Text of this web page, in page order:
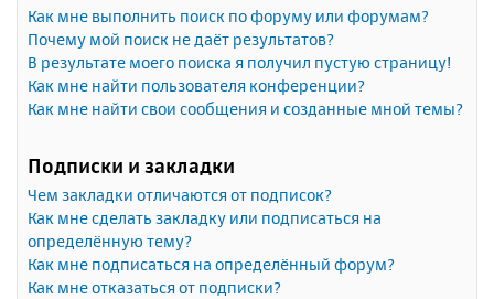
Как мне выполнить поиск по форуму или форумам?
Почему мой поиск не даёт результатов?
В результате моего поиска я получил пустую страницу!
Как мне найти пользователя конференции?
Как мне найти свои сообщения и созданные мной темы?
Подписки и закладки
Чем закладки отличаются от подписок?
Как мне сделать закладку или подписаться на
определённую тему?
Как мне подписаться на определённый форум?
Как мне отказаться от подписки?